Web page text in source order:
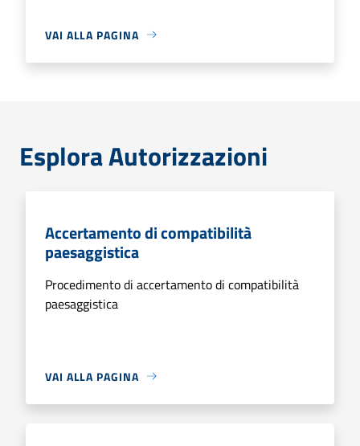
VAI ALLA PAGINA
Esplora Autorizzazioni
Accertamento di compatibilità
paesaggistica
Procedimento di accertamento di compatibilità
paesaggistica
VAI ALLA PAGINA